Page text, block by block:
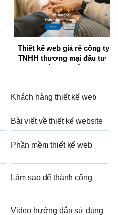
Thiết kế web giá rẻ công ty
TNHH thương mại đầu tư
ngôi sao Việt
Khách hàng thiết kế web
Bài viết về thiết kế website
Phần mềm thiết kế web
Làm sao để thành công
Video hướng dẫn sử dụng